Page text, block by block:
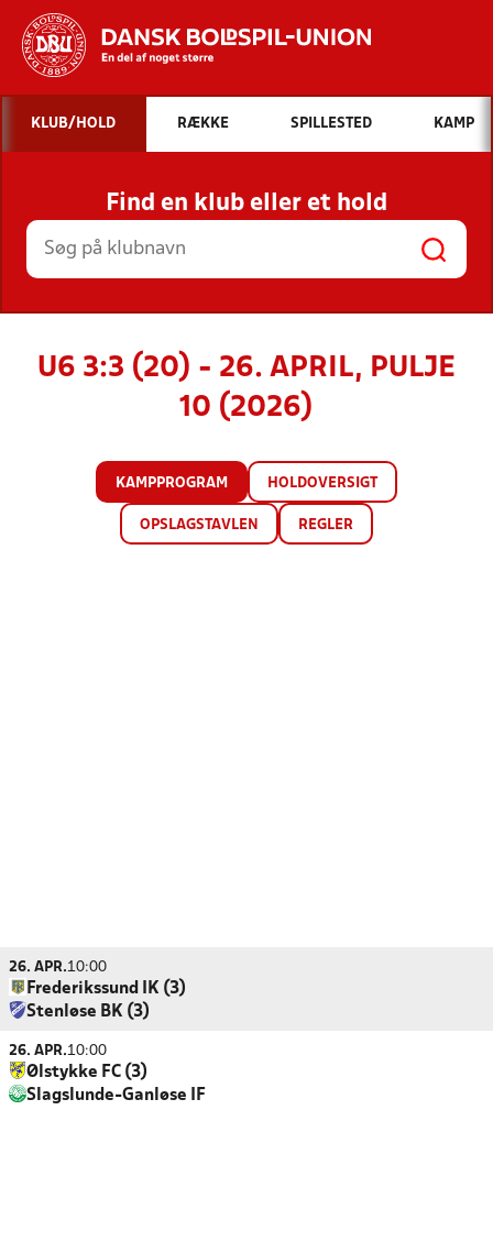
Hvad vil du søge efter?
INDHOLD OG NYHEDER
STILLINGER, RESULTATER, KLUBBER OG
HOLD
KLUB/HOLD RÆKKE SPILLESTED KAMP
Find en klub eller et hold
U6 3:3 (20) - 26. APRIL, PULJE
10 (2026)
KAMPPROGRAM HOLDOVERSIGT
OPSLAGSTAVLEN REGLER
26. APR.10:00
Frederikssund IK (3)
Stenløse BK (3)
26. APR.10:00
Ølstykke FC (3)
Slagslunde-Ganløse IF